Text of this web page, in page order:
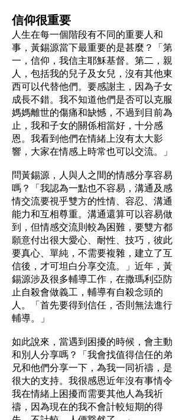
信仰很重要
人生在每一個階段有不同的重要人和
事，黃錫源當下最重要的是甚麼？「第
一，信仰，我信主耶穌基督。第二，親
人，包括我的兒子及女兒，沒有其他東
西可以代替他們。要感謝主，因為子女
成長不錯。我不知道他們是否可以克服
媽媽離世的傷痛和缺憾，不過到目前為
止，我和子女的關係相當好，十分感
恩。我看到他們在情緒上沒有太大影
響，大家在情感上時常也可以交流。」
問黃錫源，人與人之間的情感分享容易
嗎？「我認為一點也不容易，溝通及感
情交流要視乎雙方的性情、容忍、溝通
能力和互相尊重。溝通還算可以容易做
到，但情感交流則較為困難，要雙方都
願意付出很大愛心、耐性、技巧，彼此
要真心、單純，不需要複雜，建立了互
信後，才可坦白分享交流。」近年，黃
錫源涉及很多輔導工作，在撒瑪利亞防
止自殺會做義工，輔導有自殺念頭的
人。「首先要得到信任，否則無法進行
輔導。」
如此說來，當遇到困擾的時候，會主動
和別人分享嗎？「我會找值得信任的弟
兄和他們分享一下，為我一同祈禱，是
很大的支持。我很感恩近年沒有事情令
我在情緒上困擾而需要其他人為我祈
禱，因為現在的我不會計較短期的得